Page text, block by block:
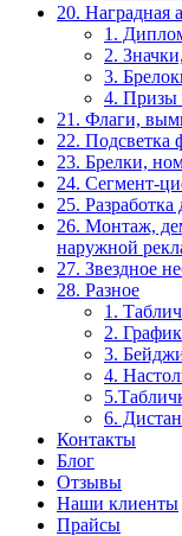
20. Наградная
1.
2.
3.
4. Призы
21. Флаги,
22. Подсветка
23. Брелки,
24. Сегмент-
25. Разработка
26. Монтаж,
наружной
27. Звездное
28. Разное
1.
2.
3.
4.
6.
Контакты
Блог
Отзывы
Наши клиенты
Прайсы